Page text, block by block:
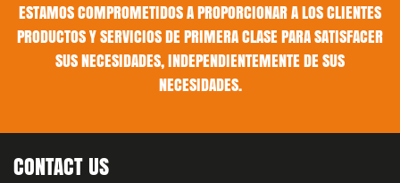
ESTAMOS COMPROMETIDOS A PROPORCIONAR A LOS CLIENTES
PRODUCTOS Y SERVICIOS DE PRIMERA CLASE PARA SATISFACER
SUS NECESIDADES, INDEPENDIENTEMENTE DE SUS
NECESIDADES.
CONTACT US